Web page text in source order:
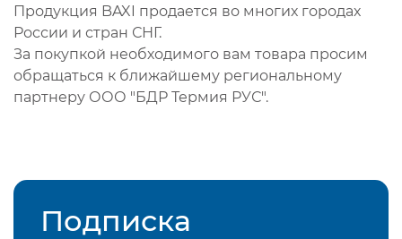
Продукция BAXI продается во многих городах
России и стран СНГ.
За покупкой необходимого вам товара просим
обращаться к ближайшему региональному
партнеру ООО "БДР Термия РУС".
Подписка